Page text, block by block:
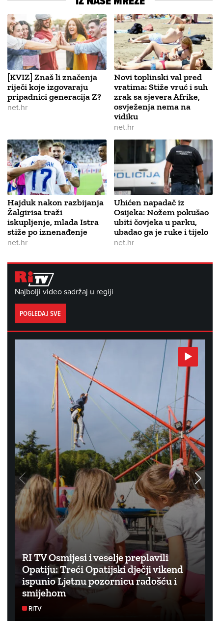
[KVIZ] Znaš li značenja
riječi koje izgovaraju
pripadnici generacija Z?
net.hr
Novi toplinski val pred
vratima: Stiže vruć i suh
zrak sa sjevera Afrike,
osvježenja nema na
vidiku
net.hr
Hajduk nakon razbijanja
Žalgirisa traži
iskupljenje, mlada Istra
stiže po iznenađenje
net.hr
Uhićen napadač iz
Osijeka: Nožem pokušao
ubiti čovjeka u parku,
ubadao ga je ruke i tijelo
net.hr
Najbolji video sadržaj u regiji
POGLEDAJ SVE
RI TV Osmijesi i veselje preplavili
Opatiju: Treći Opatijski dječji vikend
ispunio Ljetnu pozornicu radošću i
smijehom
RiTV